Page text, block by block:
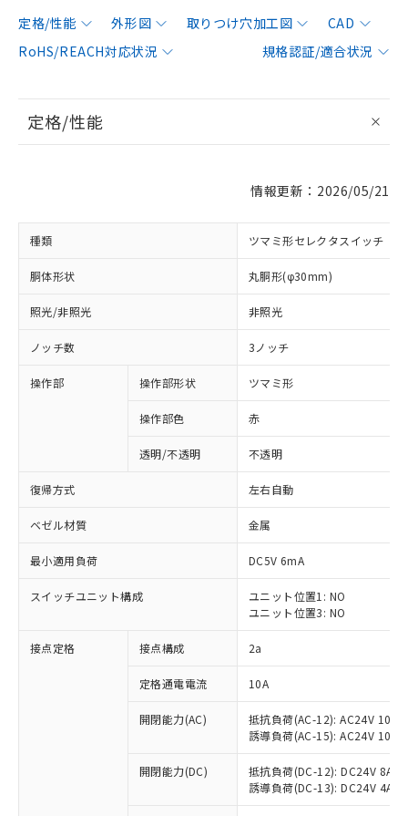
定格/性能 外形図 取りつけ穴加工図
CAD
RoHS/REACH対応状況
規格認証/適合状況
定格/性能
情報更新：2026/05/21
種類 ツマミ形セレクタスイッチ
胴体形状 丸胴形(φ30mm)
照光/非照光 非照光
ノッチ数 3ノッチ
操作部 操作部形状 ツマミ形
操作部色 赤
透明/不透明 不透明
復帰方式 左右自動
ベゼル材質 金属
最小適用負荷 DC5V 6mA
スイッチユニット構成
ユニット位置1: NO
ユニット位置3: NO
接点定格 接点構成 2a
定格通電電流 10A
開閉能力(AC)
抵抗負荷(AC-12): AC24V 10A/
誘導負荷(AC-15): AC24V
開閉能力(DC)
抵抗負荷(DC-12): DC24V 8A/
誘導負荷(DC-13): DC24V 4A/
※1 対応状況
対応済み：EU RoHS指令（10物質）の
非含有に対応した製品が提供可能な商品で
対応予定：EU RoHS指令（10物質）の非含
有に対応した製品に切り替える予定のある